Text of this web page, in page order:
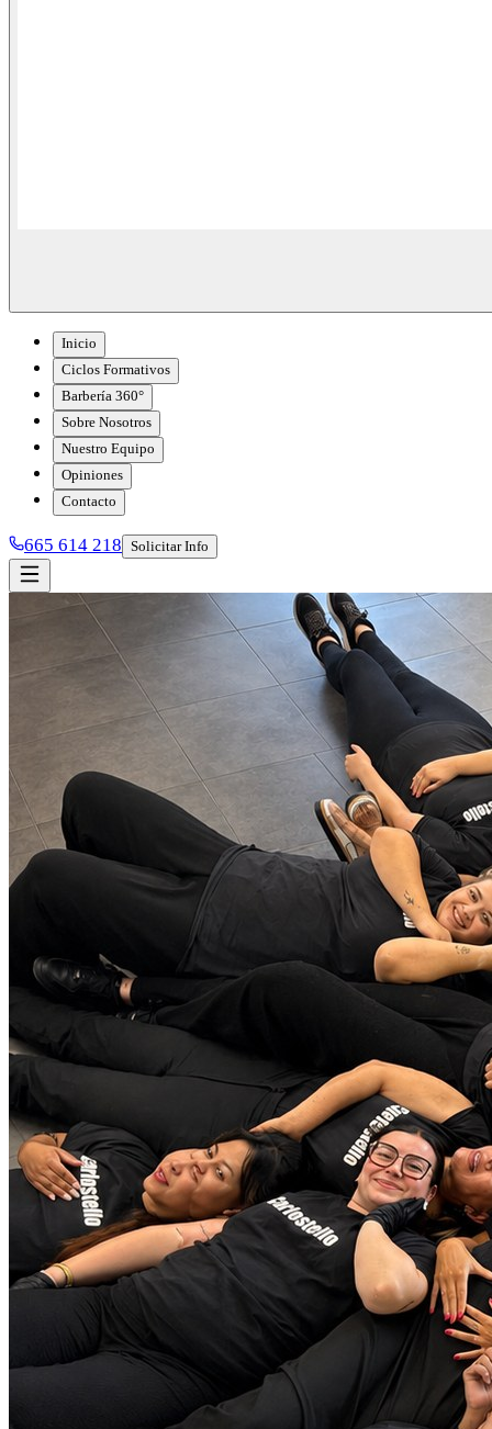
Inicio
Ciclos Formativos
Barbería 360°
Sobre Nosotros
Nuestro Equipo
Opiniones
Contacto
665 614 218 Solicitar Info